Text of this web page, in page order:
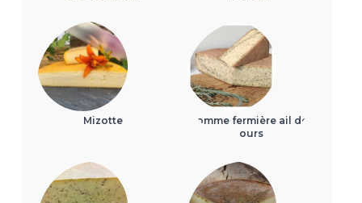
Mizotte
Tomme fermière ail des
ours